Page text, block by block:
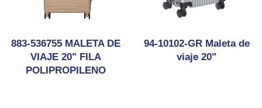
883-536755 MALETA DE
VIAJE 20" FILA
POLIPROPILENO
94-10102-GR Maleta de
viaje 20"